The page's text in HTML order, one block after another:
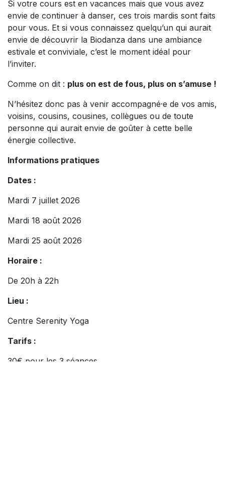
Si votre cours est en vacances mais que vous avez
envie de continuer à danser, ces trois mardis sont faits
pour vous. Et si vous connaissez quelqu’un qui aurait
envie de découvrir la Biodanza dans une ambiance
estivale et conviviale, c’est le moment idéal pour
l’inviter.
Comme on dit : plus on est de fous, plus on s’amuse !
N’hésitez donc pas à venir accompagné·e de vos amis,
voisins, cousins, cousines, collègues ou de toute
personne qui aurait envie de goûter à cette belle
énergie collective.
Informations pratiques
Dates :
Mardi 7 juillet 2026
Mardi 18 août 2026
Mardi 25 août 2026
Horaire :
De 20h à 22h
Lieu :
Centre Serenity Yoga
Tarifs :
30€ pour les 3 séances